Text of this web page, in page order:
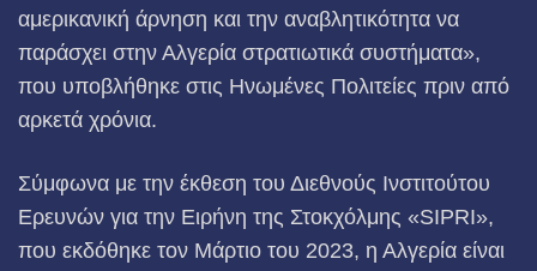
αμερικανική άρνηση και την αναβλητικότητα να
παράσχει στην Αλγερία στρατιωτικά συστήματα»,
που υποβλήθηκε στις Ηνωμένες Πολιτείες πριν από
αρκετά χρόνια.
Σύμφωνα με την έκθεση του Διεθνούς Ινστιτούτου
Ερευνών για την Ειρήνη της Στοκχόλμης «SIPRI»,
που εκδόθηκε τον Μάρτιο του 2023, η Αλγερία είναι